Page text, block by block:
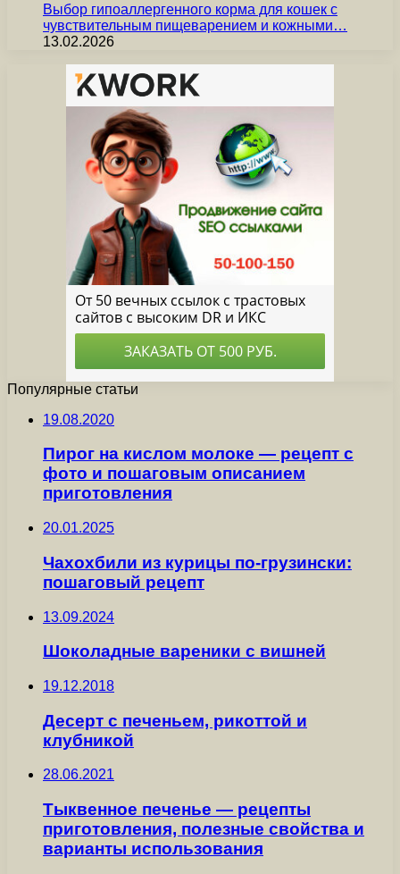
Выбор гипоаллергенного корма для кошек с
чувствительным пищеварением и кожными…
13.02.2026
Популярные статьи
19.08.2020
Пирог на кислом молоке — рецепт с
фото и пошаговым описанием
приготовления
20.01.2025
Чахохбили из курицы по-грузински:
пошаговый рецепт
13.09.2024
Шоколадные вареники с вишней
19.12.2018
Десерт с печеньем, рикоттой и
клубникой
28.06.2021
Тыквенное печенье — рецепты
приготовления, полезные свойства и
варианты использования